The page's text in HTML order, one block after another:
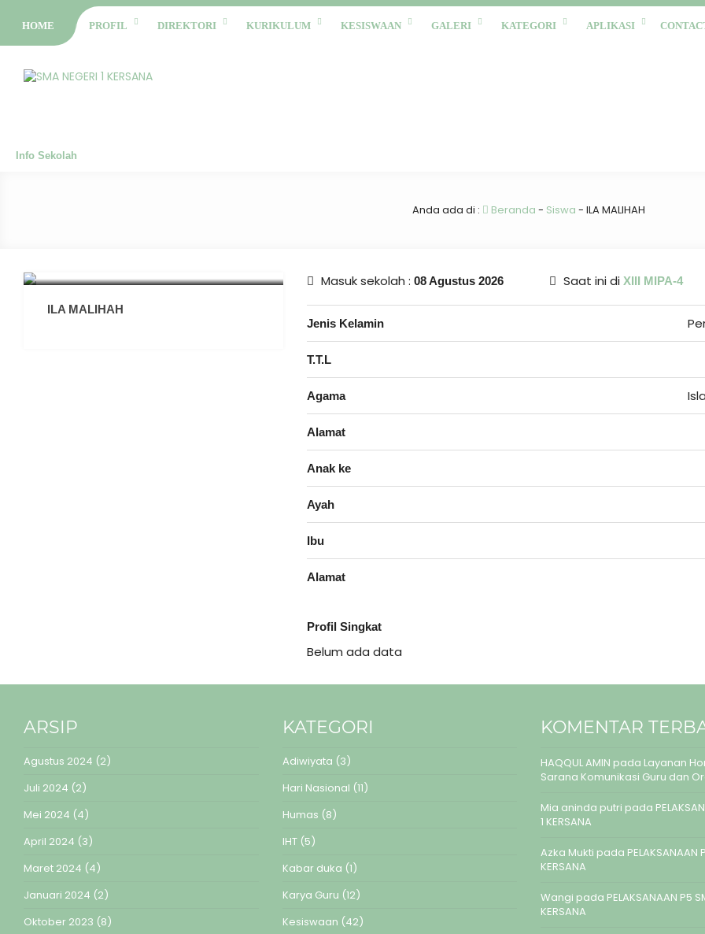
HOME PROFIL DIREKTORI KURIKULUM KESISWAAN GALERI KATEGORI APLIKASI
Info Sekolah
Anda ada di : Beranda - Siswa - ILA MALIHAH
ILA MALIHAH
Masuk sekolah : 08 Agustus 2026 Saat ini di XIII MIPA-4
Jenis Kelamin
T.T.L
Agama
Alamat
Anak ke
Ayah
Ibu
Alamat
Profil Singkat
Belum ada data
ARSIP
Agustus 2024 (2)
Juli 2024 (2)
Mei 2024 (4)
April 2024 (3)
Maret 2024 (4)
Januari 2024 (2)
Oktober 2023 (8)
KATEGORI
Adiwiyata (3)
Hari Nasional (11)
Humas (8)
IHT(5)
Kabar duka (1)
Karya Guru (12)
Kesiswaan (42)
KOMENTAR
HAQQUL AMIN pada Layanan
Sarana Komunikasi Guru dan
Mia aninda putri pada
1 KERSANA
Azka Mukti pada PELAKSANAAN
KERSANA
Wangi pada PELAKSANAAN P5
KERSANA